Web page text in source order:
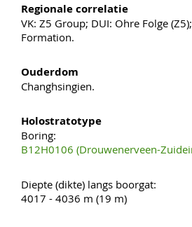
Regionale correlatie
VK: Z5 Group; DUI: Ohre Folge
Formation.
Ouderdom
Changhsingien.
Holostratotype
Boring:
B12H0106 (Drouwenerveen-
Diepte (dikte) langs boorgat:
4017 - 4036 m (19 m)